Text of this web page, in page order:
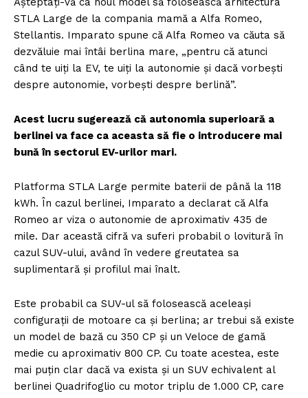
STLA Large de la compania mamă a Alfa Romeo,
Stellantis. Imparato spune că Alfa Romeo va căuta să
dezvăluie mai întâi berlina mare, „pentru că atunci
când te uiți la EV, te uiți la autonomie și dacă vorbești
despre autonomie, vorbești despre berlină”.
Acest lucru sugerează că autonomia superioară a
berlinei va face ca aceasta să fie o introducere mai
bună în sectorul EV-urilor mari.
Platforma STLA Large permite baterii de până la 118
kWh. În cazul berlinei, Imparato a declarat că Alfa
Romeo ar viza o autonomie de aproximativ 435 de
mile. Dar această cifră va suferi probabil o lovitură în
cazul SUV-ului, având în vedere greutatea sa
suplimentară și profilul mai înalt.
Este probabil ca SUV-ul să folosească aceleași
configurații de motoare ca și berlina; ar trebui să existe
un model de bază cu 350 CP și un Veloce de gamă
medie cu aproximativ 800 CP. Cu toate acestea, este
mai puțin clar dacă va exista și un SUV echivalent al
berlinei Quadrifoglio cu motor triplu de 1.000 CP, care